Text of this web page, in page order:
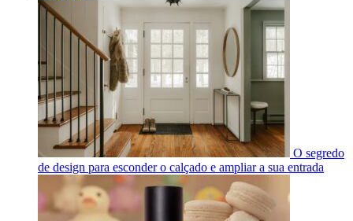
O segredo
de design para esconder o calçado e ampliar a sua entrada